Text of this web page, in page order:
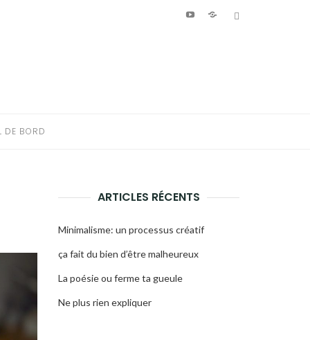
YoutubePatreon
DE BORD
ARTICLES RÉCENTS
Minimalisme: un processus créatif
ça fait du bien d’être malheureux
La poésie ou ferme ta gueule
Ne plus rien expliquer